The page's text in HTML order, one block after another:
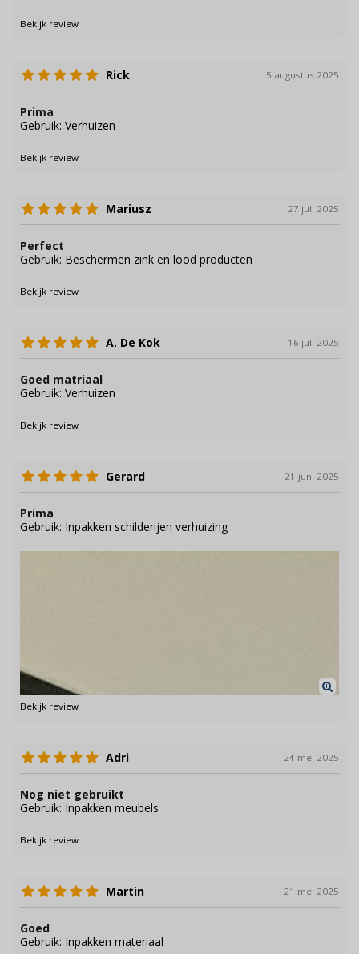
Bekijk review
Rick 5 augustus 2025
Prima
Gebruik: Verhuizen
Bekijk review
Mariusz 27 juli 2025
Perfect
Gebruik: Beschermen zink en lood producten
Bekijk review
A. De Kok 16 juli 2025
Goed matriaal
Gebruik: Verhuizen
Bekijk review
Gerard 21 juni 2025
Prima
Gebruik: Inpakken schilderijen verhuizing
Bekijk review
Adri 24 mei 2025
Nog niet gebruikt
Gebruik: Inpakken meubels
Bekijk review
Martin 21 mei 2025
Goed
Gebruik: Inpakken materiaal